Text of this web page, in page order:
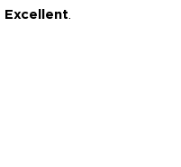
Excellent.